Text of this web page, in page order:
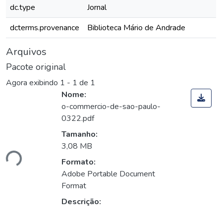
dc.type
Jornal
dcterms.provenance
Biblioteca Mário de Andrade
Arquivos
Pacote original
Agora exibindo 1 - 1 de 1
Nome:
o-commercio-de-sao-paulo-
0322.pdf
Tamanho:
3,08 MB
Formato:
Adobe Portable Document
Format
Descrição: